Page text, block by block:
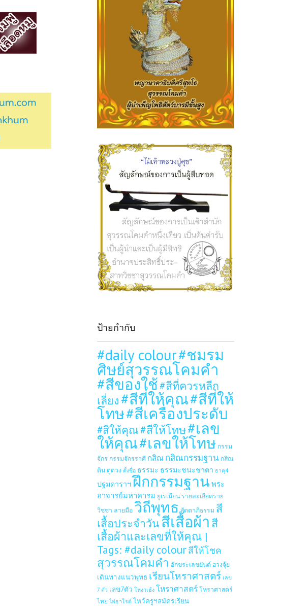
ป้ายกำกับ
#daily colour#ชมรม
ศิษย์สุวรรณโคมคำ
#สีของใช้#สีที่ควรหลีก
เลี่ยง #สีที่ให้คุณ#สีที่ให้
โทษ#สีเครื่องประดับ
#สีให้คุณ#สีให้โทษ#เลข
ให้คุณ#เลขให้โทษ กรรม
จักร กรรมจักรราศี กสิณ กสิณกรรมฐาน กสิณ
ดินดูดวง ตั้งชื่อ ธรรมะ ธรรมะชนะชาตา ธาตุ4
ปฐมดาราฯฝึกกรรมฐาน พระ
อาจารย์มหาคารม ยูเรเนียน รายละเอียดราย
วิชชา ลายมือวิถีพุทธ สัตตาภิธรรม สี
เสื้อประจำวันสีเสื้อผ้า สี
เสื้อผ้าและเลขที่ให้คุณ |
Tags: #daily colourสีให้โชค
สุวรรณโคมคำ อักขระเลขยันต์ ฮวงจุ้ย
เดินทางแนวพุทธ เรียนโหราศาสตร์ เลข
7 ตัว เลข7ตัว โหงวเฮ้ง โหราศาสตร์โหราศาสตร์
ไทย ไพ่ธาโรต์ ไหว้ครูฯสมัครเรียน